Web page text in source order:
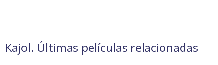
Kajol. Últimas películas relacionadas